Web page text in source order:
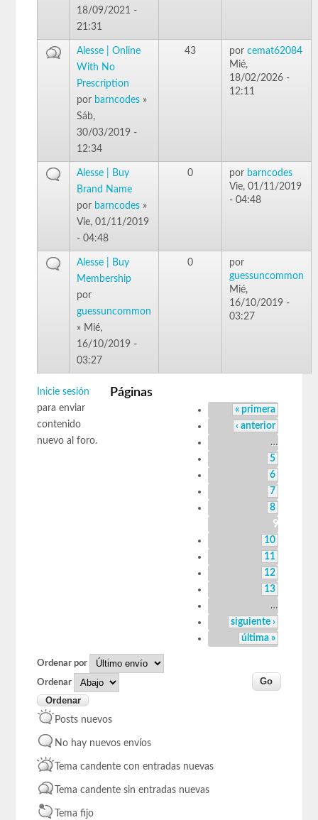
18/09/2021 -
21:31
Alesse | Online
With No
Prescription
por barncodes »
Sáb,
30/03/2019 -
12:34
43 porcemat62084
Mié,
18/02/2026 -
12:11
Alesse | Buy
Brand Name
por barncodes »
Vie, 01/11/2019
- 04:48
0 por barncodes
Vie, 01/11/2019
- 04:48
Alesse | Buy
Membership
por
guessuncommon
» Mié,
16/10/2019 -
03:27
0
por
guessuncommon
Mié,
16/10/2019 -
03:27
Inicie sesión
para enviar
contenido
nuevo al foro.
Páginas
« primera
‹ anterior
…
5
6
7
8
9
10
11
12
13
…
siguiente ›
última »
Ordenar por
Ordenar
Posts nuevos
No hay nuevos envíos
Tema candente con entradas nuevas
Tema candente sin entradas nuevas
Tema fijo